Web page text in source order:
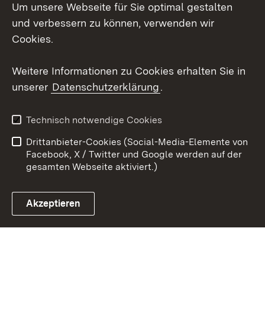
Social Wall
Youtube
Link zum Landesportal
Kontakt
Datenschutz
Barrierefreiheit
Impressum Cookies
Um unsere Webseite für Sie optimal gestalten
und verbessern zu können, verwenden wir
Cookies.
Weitere Informationen zu Cookies erhalten Sie in
unserer Datenschutzerklärung.
Technisch notwendige Cookies
Drittanbieter-Cookies (Social-Media-Elemente von
Facebook, X / Twitter und Google werden auf der
gesamten Webseite aktiviert.)
Akzeptieren